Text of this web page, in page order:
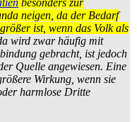
besonders zur
neigen, da der Bedarf
ist, wenn das Volk als
wird zwar häufig mit
gebracht, ist jedoch
Quelle angewiesen. Eine
Wirkung, wenn sie
harmlose Dritte